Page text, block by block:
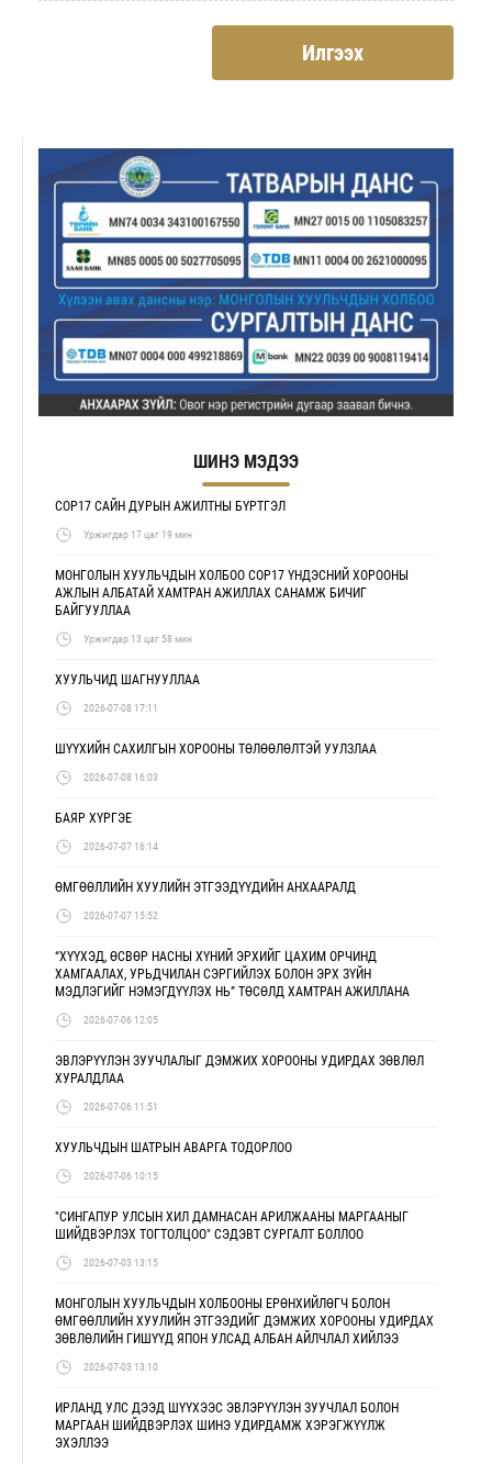
Илгээх
ШИНЭ МЭДЭЭ
COP17 САЙН ДУРЫН АЖИЛТНЫ БҮРТГЭЛ
Уржигдар 17 цаг 19 мин
МОНГОЛЫН ХУУЛЬЧДЫН ХОЛБОО COP17 ҮНДЭСНИЙ ХОРООНЫ
АЖЛЫН АЛБАТАЙ ХАМТРАН АЖИЛЛАХ САНАМЖ БИЧИГ
БАЙГУУЛЛАА
Уржигдар 13 цаг 58 мин
ХУУЛЬЧИД ШАГНУУЛЛАА
2026-07-08 17:11
ШҮҮХИЙН САХИЛГЫН ХОРООНЫ ТӨЛӨӨЛӨЛТЭЙ УУЛЗЛАА
2026-07-08 16:03
БАЯР ХҮРГЭЕ
2026-07-07 16:14
ӨМГӨӨЛЛИЙН ХУУЛИЙН ЭТГЭЭДҮҮДИЙН АНХААРАЛД
2026-07-07 15:52
“ХҮҮХЭД, ӨСВӨР НАСНЫ ХҮНИЙ ЭРХИЙГ ЦАХИМ ОРЧИНД
ХАМГААЛАХ, УРЬДЧИЛАН СЭРГИЙЛЭХ БОЛОН ЭРХ ЗҮЙН
МЭДЛЭГИЙГ НЭМЭГДҮҮЛЭХ НЬ” ТӨСӨЛД ХАМТРАН АЖИЛЛАНА
2026-07-06 12:05
ЭВЛЭРҮҮЛЭН ЗУУЧЛАЛЫГ ДЭМЖИХ ХОРООНЫ УДИРДАХ ЗӨВЛӨЛ
ХУРАЛДЛАА
2026-07-06 11:51
ХУУЛЬЧДЫН ШАТРЫН АВАРГА ТОДОРЛОО
2026-07-06 10:15
"СИНГАПУР УЛСЫН ХИЛ ДАМНАСАН АРИЛЖААНЫ МАРГААНЫГ
ШИЙДВЭРЛЭХ ТОГТОЛЦОО" СЭДЭВТ СУРГАЛТ БОЛЛОО
2026-07-03 13:15
МОНГОЛЫН ХУУЛЬЧДЫН ХОЛБООНЫ ЕРӨНХИЙЛӨГЧ БОЛОН
ӨМГӨӨЛЛИЙН ХУУЛИЙН ЭТГЭЭДИЙГ ДЭМЖИХ ХОРООНЫ УДИРДАХ
ЗӨВЛӨЛИЙН ГИШҮҮД ЯПОН УЛСАД АЛБАН АЙЛЧЛАЛ ХИЙЛЭЭ
2026-07-03 13:10
ИРЛАНД УЛС ДЭЭД ШҮҮХЭЭС ЭВЛЭРҮҮЛЭН ЗУУЧЛАЛ БОЛОН
МАРГААН ШИЙДВЭРЛЭХ ШИНЭ УДИРДАМЖ ХЭРЭГЖҮҮЛЖ
ЭХЭЛЛЭЭ